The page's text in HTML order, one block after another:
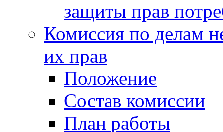
защиты прав
Комиссия по делам
их прав
Положение
Состав комиссии
План работы